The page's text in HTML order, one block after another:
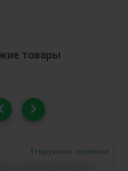
товары
Наручники, ошейники